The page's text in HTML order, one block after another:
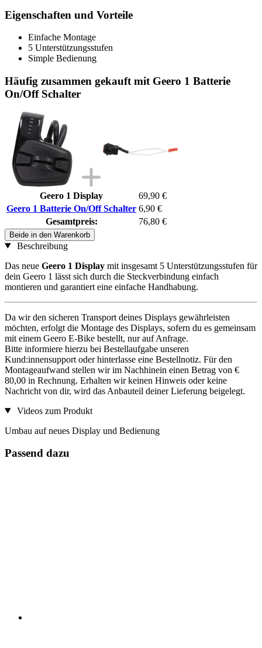
Eigenschaften und Vorteile
Einfache Montage
5 Unterstützungsstufen
Simple Bedienung
Häufig zusammen gekauft mit Geero 1 Batterie
On/Off Schalter
Geero 1 Display
69,90 €
Geero 1 Batterie On/Off Schalter 6,90 €
Gesamtpreis:
76,80 €
Beide in den Warenkorb
Beschreibung
Das neue Geero 1 Display mit insgesamt 5 Unterstützungsstufen für
dein Geero 1 lässt sich durch die Steckverbindung einfach
montieren und garantiert eine einfache Handhabung.
Da wir den sicheren Transport deines Displays gewährleisten
möchten, erfolgt die Montage des Displays, sofern du es gemeinsam
mit einem Geero E-Bike bestellt, nur auf Anfrage.
Bitte informiere hierzu bei Bestellaufgabe unseren
Kund:innensupport oder hinterlasse eine Bestellnotiz. Für den
Montageaufwand stellen wir im Nachhinein einen Betrag von €
80,00 in Rechnung. Erhalten wir keinen Hinweis oder keine
Nachricht von dir, wird das Anbauteil deiner Lieferung beigelegt.
Videos zum Produkt
Umbau auf neues Display und Bedienung
Passend dazu